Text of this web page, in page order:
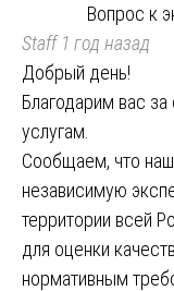
Вопрос к
Staff1 год назад
Добрый день!
Благодарим вас
услугам.
Сообщаем, что
независимую
территории всей
для оценки
нормативным